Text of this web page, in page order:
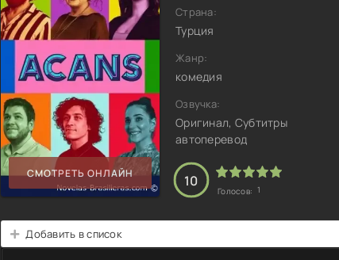
СМОТРЕТЬ ОНЛАЙН
Страна:
Турция
Жанр:
комедия
Озвучка:
Оригинал, Субтитры
автоперевод
10
Голосов: 1
Добавить в список